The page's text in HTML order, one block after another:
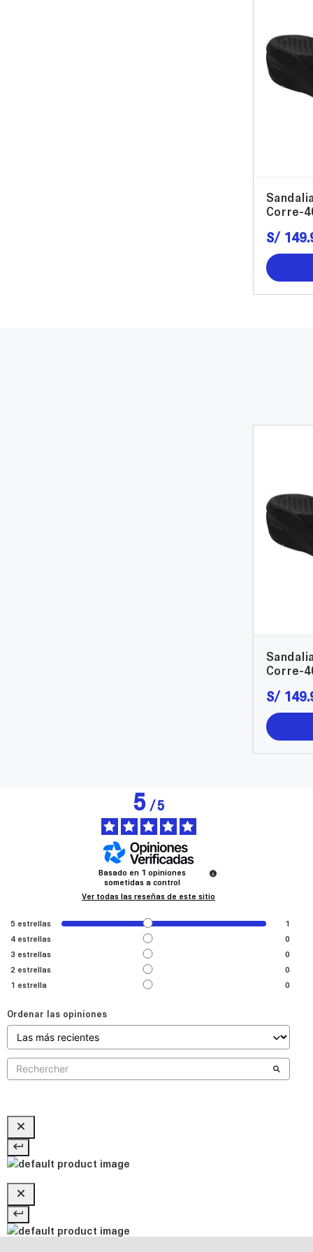
Corre-
S/ 149.
Corre-
S/ 149.
5/5
Basado en 1 opiniones
sometidas a control
Ver todas las reseñas de este sitio
5 estrellas
1
4 estrellas
0
3 estrellas
0
2 estrellas
0
1 estrella 0
Ordenar las opiniones